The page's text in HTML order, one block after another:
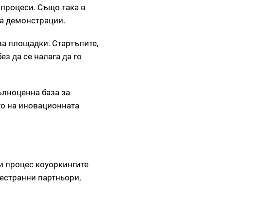
Също така в
демонстрации.
площадки. Стартъпите,
да се налага да го
база за
на иновационната
процес коуоркингите
партньори,